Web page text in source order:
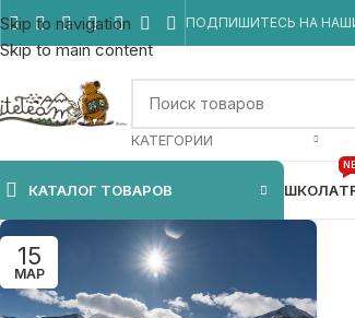
Skip to navigation
Skip to main content
ПОДПИШИТЕСЬ НА
КАТЕГОРИИ
КАТАЛОГ ТОВАРОВ ШКОЛА
15
МАР